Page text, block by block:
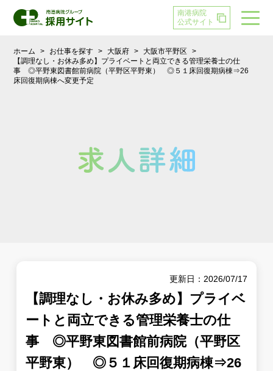
南港病院
公式サイト
ホーム > お仕事を探す > 大阪府 > 大阪市平野区
>
【調理なし・お休み多め】プライベートと両立できる管理栄養士の仕
事 ◎平野東図書館前病院（平野区平野東） ◎５１床回復期病棟⇒26
床回復期病棟へ変更予定
更新日：2026/07/17
【調理なし・お休み多め】プライベ
ートと両立できる管理栄養士の仕
事 ◎平野東図書館前病院（平野区
平野東） ◎５１床回復期病棟⇒26